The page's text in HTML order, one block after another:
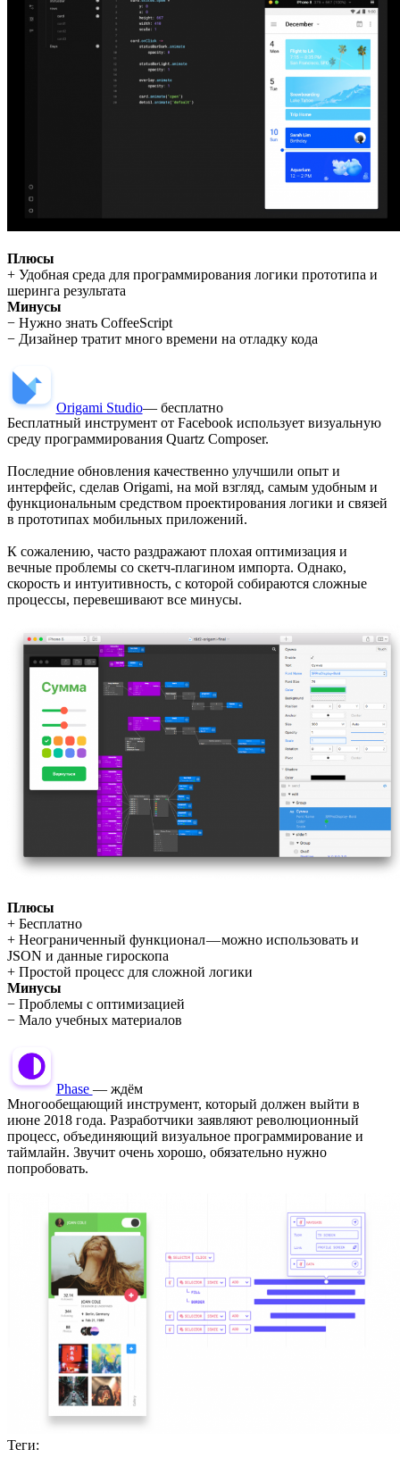
Плюсы
+ Удобная среда для программирования логики прототипа и
шеринга результата
Минусы
− Нужно знать CoffeeScript
− Дизайнер тратит много времени на отладку кода
Origami Studio— бесплатно
Бесплатный инструмент от Facebook использует визуальную
среду программирования Quartz Composer.
Последние обновления качественно улучшили опыт и
интерфейс, сделав Origami, на мой взгляд, самым удобным и
функциональным средством проектирования логики и связей
в прототипах мобильных приложений.
К сожалению, часто раздражают плохая оптимизация и
вечные проблемы со скетч-плагином импорта. Однако,
скорость и интуитивность, с которой собираются сложные
процессы, перевешивают все минусы.
Плюсы
+ Бесплатно
+ Неограниченный функционал — можно использовать и
JSON и данные гироскопа
+ Простой процесс для сложной логики
Минусы
− Проблемы с оптимизацией
− Мало учебных материалов
Phase — ждём
Многообещающий инструмент, который должен выйти в
июне 2018 года. Разработчики заявляют революционный
процесс, объединяющий визуальное программирование и
таймлайн. Звучит очень хорошо, обязательно нужно
попробовать.
Теги: